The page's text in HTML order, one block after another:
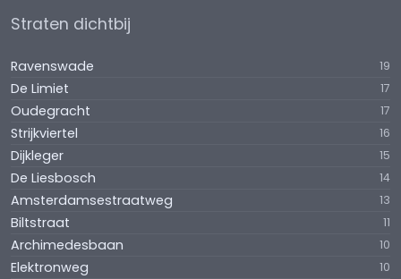
Straten dichtbij
Ravenswade 19
De Limiet 17
Oudegracht 17
Strijkviertel 16
Dijkleger 15
De Liesbosch 14
Amsterdamsestraatweg 13
Biltstraat 11
Archimedesbaan 10
Elektronweg 10